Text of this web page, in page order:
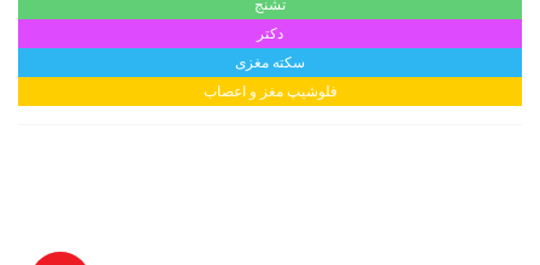
تشنج
دکتر
سکته مغزی
فلوشیپ مغز و اعصاب